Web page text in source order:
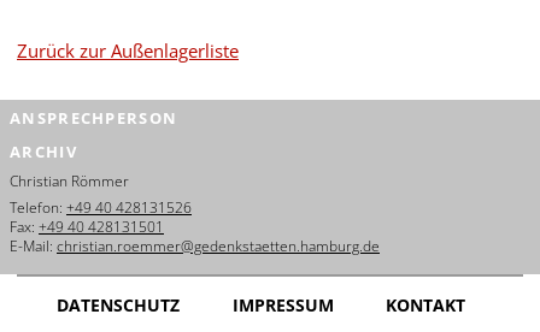
Zurück zur Außenlagerliste
ANSPRECHPERSON
ARCHIV
Christian Römmer
Telefon: +49 40 428131526
Fax: +49 40 428131501
E-Mail: christian.roemmer@gedenkstaetten.hamburg.de
DATENSCHUTZ IMPRESSUM KONTAKT